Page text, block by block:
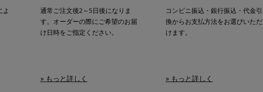
よ
通常ご注文後2～5日後になりま
す。オーダーの際にご希望のお届
け日時をご指定ください。
» もっと詳しく
コンビニ振込・銀行振込・代金引
換からお支払方法をお選びいただ
けます。
» もっと詳しく